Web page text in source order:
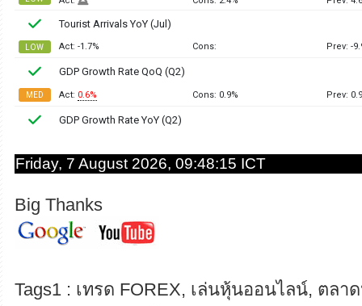
Big Thanks
Tags1 : เทรด FOREX, เล่นหุ้นออนไลน์, ตลา